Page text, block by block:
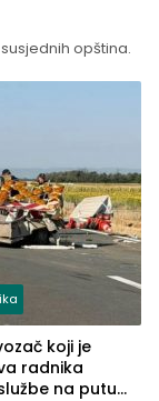
opština.
koji je
radnika
na putu